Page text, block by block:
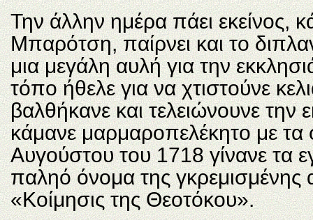
Την άλλην ημέρα πάει εκείνος,
Μπαρότση, παίρνει και το
μια μεγάλη αυλή για την
τόπο ήθελε για να χτιστούνε
βαλθήκανε και τελειώνουνε την
κάμανε μαρμαροπελέκητο με τα
Αυγούστου του 1718 γίνανε τα
παληό όνομα της
«Κοίμησις της Θεοτόκου».